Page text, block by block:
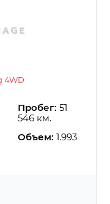
4WD
Пробег: 51
546 км.
Объем: 1.993